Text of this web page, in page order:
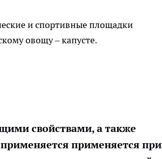
и спортивные площадки
овощу – капусте.
свойствами, а также
применяется при